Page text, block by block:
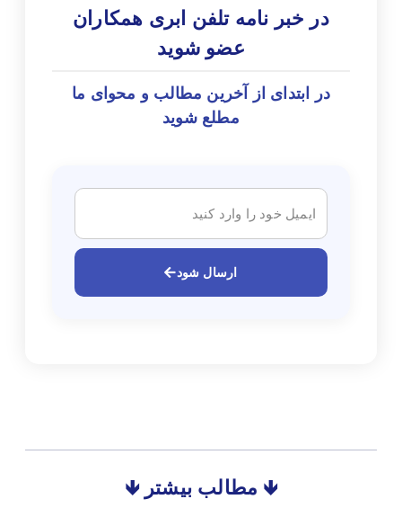
در خبر نامه تلفن ابری همکاران
عضو شوید
در ابتدای از آخرین مطالب و محوای ما
مطلع شوید
ارسال شود
🡻 مطالب بیشتر 🡻